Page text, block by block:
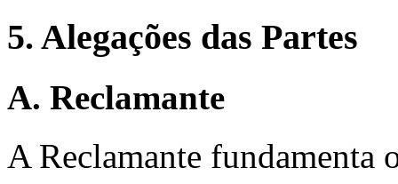
5. Alegações das Partes
A. Reclamante
A Reclamante fundamenta